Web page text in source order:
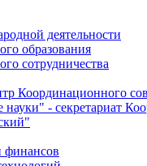
деятельности
образования
сотрудничества
Координационного
науки" - секретариат
финансов